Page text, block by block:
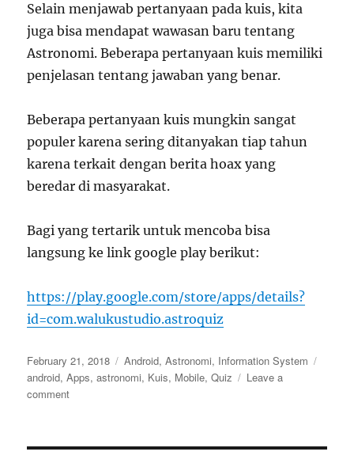
Selain menjawab pertanyaan pada kuis, kita
juga bisa mendapat wawasan baru tentang
Astronomi. Beberapa pertanyaan kuis memiliki
penjelasan tentang jawaban yang benar.
Beberapa pertanyaan kuis mungkin sangat
populer karena sering ditanyakan tiap tahun
karena terkait dengan berita hoax yang
beredar di masyarakat.
Bagi yang tertarik untuk mencoba bisa
langsung ke link google play berikut:
https://play.google.com/store/apps/details?
id=com.walukustudio.astroquiz
Posted
on
February 21, 2018 Categories
Android,Astronomi, Information System
android,Apps,astronomi, Kuis, Mobile,Quiz
Leave a
commenton
Astroquiz